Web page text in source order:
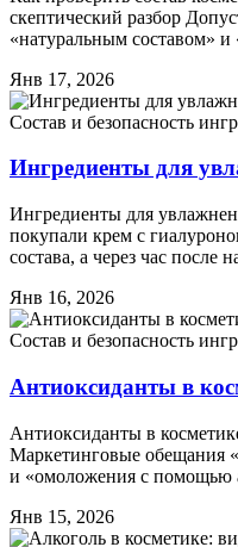
скептический разбор
«натуральным составом»
Янв 17, 2026
Состав и безопасность
Ингредиенты для
Ингредиенты для
покупали крем с
состава, а через час после
Янв 16, 2026
Состав и безопасность
Антиоксиданты в
Антиоксиданты в
Маркетинговые обещания
и «омоложения с помощью
Янв 15, 2026